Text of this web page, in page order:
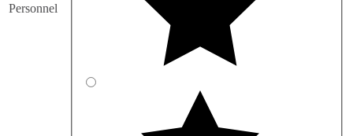
Personnel